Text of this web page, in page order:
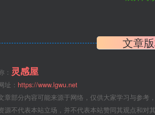
文章
： 灵感屋
址： https://www.lgwu.net
章部分内容可能来源于网络，仅供大家学习与参考
源不代表本站立场，并不代表本站赞同其观点和对其